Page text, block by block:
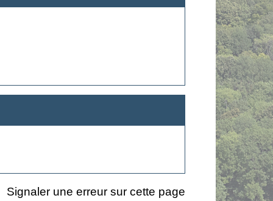
Signaler une erreur sur cette page